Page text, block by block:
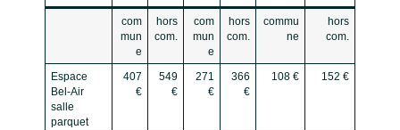
com
mun
e
hors
com.
com
mun
e
hors
com.
commu
ne
hors
com.
Espace
Bel-Air
salle
parquet
407
€
549
€
271
€
366
€
108 € 152 €